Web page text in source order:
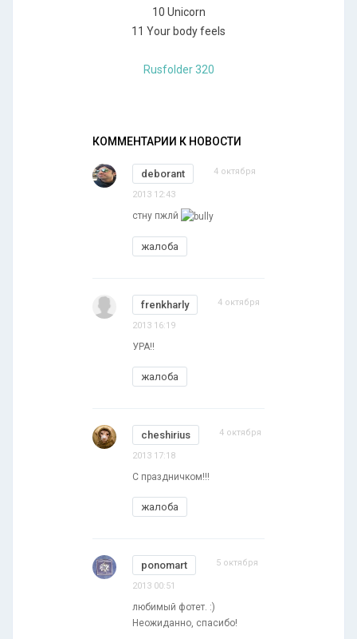
10 Unicorn
11 Your body feels
Rusfolder 320
КОММЕНТАРИИ К НОВОСТИ
deborant 4 октября
2013 12:43
стну пжлй
жалоба
frenkharly 4 октября
2013 16:19
УРА!!
жалоба
cheshirius 4 октября
2013 17:18
C праздничком!!!
жалоба
ponomart 5 октября
2013 00:51
любимый фотет. :)
Неожиданно, спасибо!